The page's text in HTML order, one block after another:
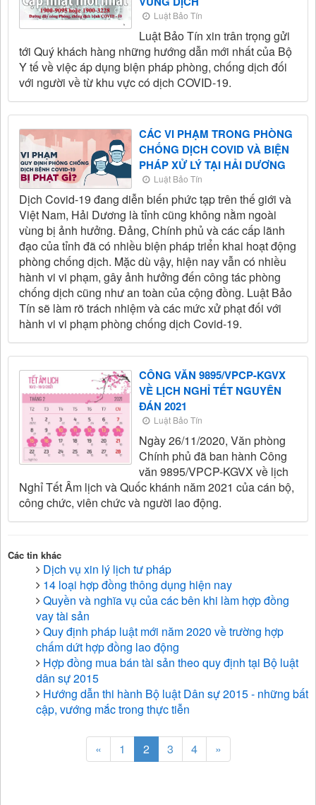
Luật Bảo Tín
Luật Bảo Tín xin trân trọng gửi
tới Quý khách hàng những hướng dẫn mới nhất của Bộ
Y tế về việc áp dụng biện pháp phòng, chống dịch đối
với người về từ khu vực có dịch COVID-19.
CÁC VI PHẠM TRONG PHÒNG
CHỐNG DỊCH COVID VÀ BIỆN
PHÁP XỬ LÝ TẠI HẢI DƯƠNG
Luật Bảo Tín
Dịch Covid-19 đang diễn biến phức tạp trên thế giới và
Việt Nam, Hải Dương là tỉnh cũng không nằm ngoài
vùng bị ảnh hưởng. Đảng, Chính phủ và các cấp lãnh
đạo của tỉnh đã có nhiều biện pháp triển khai hoạt động
phòng chống dịch. Mặc dù vậy, hiện nay vẫn có nhiều
hành vi vi phạm, gây ảnh hưởng đến công tác phòng
chống dịch cũng như an toàn của cộng đồng. Luật Bảo
Tín sẽ làm rõ trách nhiệm và các mức xử phạt đối với
hành vi vi phạm phòng chống dịch Covid-19.
CÔNG VĂN 9895/VPCP-KGVX
VỀ LỊCH NGHỈ TẾT NGUYÊN
ĐÁN 2021
Luật Bảo Tín
Ngày 26/11/2020, Văn phòng
Chính phủ đã ban hành Công
văn 9895/VPCP-KGVX về lịch
Nghỉ Tết Âm lịch và Quốc khánh năm 2021 của cán bộ,
công chức, viên chức và người lao động.
Các tin khác
Dịch vụ xin lý lịch tư pháp
14 loại hợp đồng thông dụng hiện nay
Quyền và nghĩa vụ của các bên khi làm hợp đồng
vay tài sản
Quy định pháp luật mới năm 2020 về trường hợp
chấm dứt hợp đồng lao động
Hợp đồng mua bán tài sản theo quy định tại Bộ luật
dân sự 2015
Hướng dẫn thi hành Bộ luật Dân sự 2015 - những bất
cập, vướng mắc trong thực tiễn
« 1 2 3 4 »